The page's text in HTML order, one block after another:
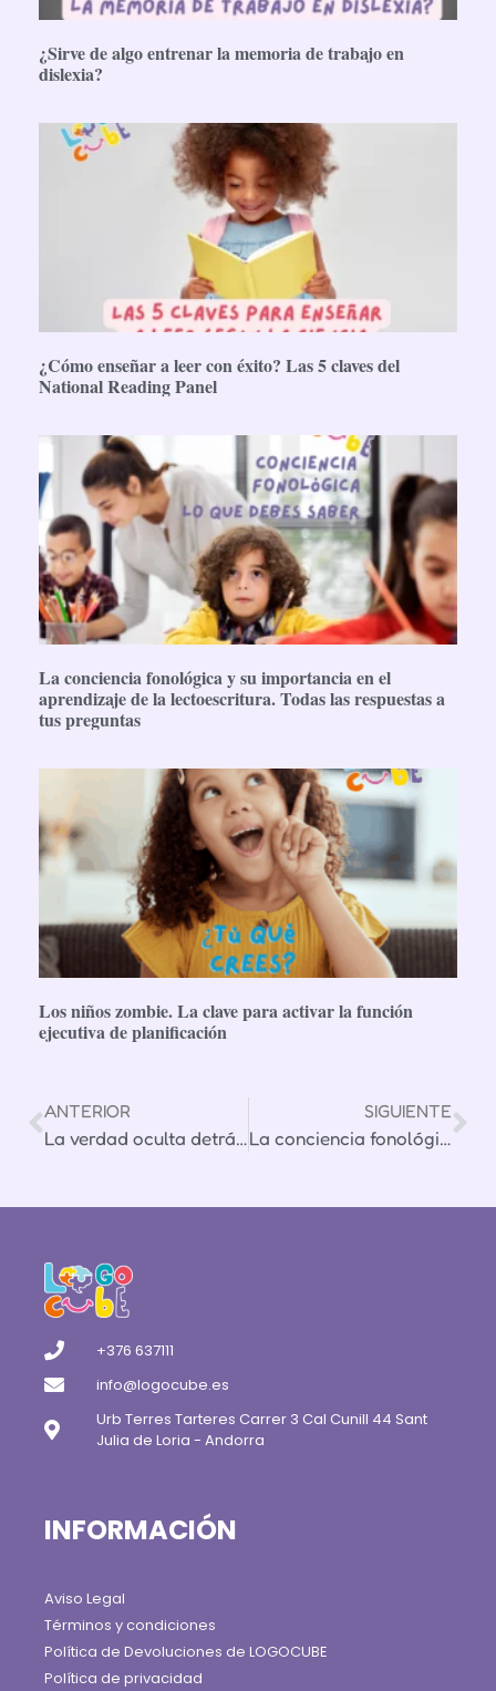
¿Sirve de algo entrenar la memoria de trabajo en
dislexia?
¿Cómo enseñar a leer con éxito? Las 5 claves del
National Reading Panel
La conciencia fonológica y su importancia en el
aprendizaje de la lectoescritura. Todas las respuestas a
tus preguntas
Los niños zombie. La clave para activar la función
ejecutiva de planificación
ANTERIOR
La verdad oculta detrás de la lectura lenta
SIGUIENTE
La conciencia fonológica y su importancia en el aprendizaje de la lectoescritura. Todas las respuestas a tus preguntas
+376 637111
info@logocube.es
Urb Terres Tarteres Carrer 3 Cal Cunill 44 Sant
Julia de Loria - Andorra
INFORMACIÓN
Aviso Legal
Términos y condiciones
Política de Devoluciones de LOGOCUBE
Política de privacidad